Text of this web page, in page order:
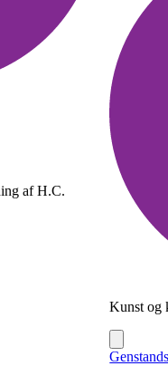
af H.C.
Kunst og